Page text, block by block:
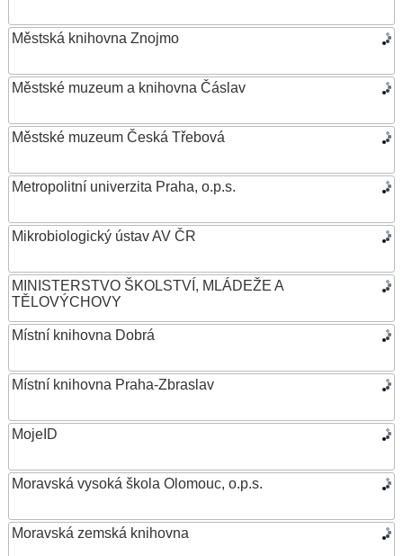
Městská knihovna Znojmo
Městské muzeum a knihovna Čáslav
Městské muzeum Česká Třebová
Metropolitní univerzita Praha, o.p.s.
Mikrobiologický ústav AV ČR
MINISTERSTVO ŠKOLSTVÍ, MLÁDEŽE A
TĚLOVÝCHOVY
Místní knihovna Dobrá
Místní knihovna Praha-Zbraslav
MojeID
Moravská vysoká škola Olomouc, o.p.s.
Moravská zemská knihovna